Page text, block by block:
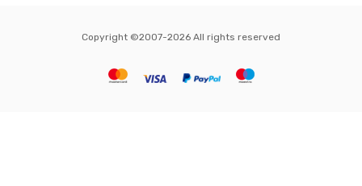
Copyright ©2007-2026 All rights reserved